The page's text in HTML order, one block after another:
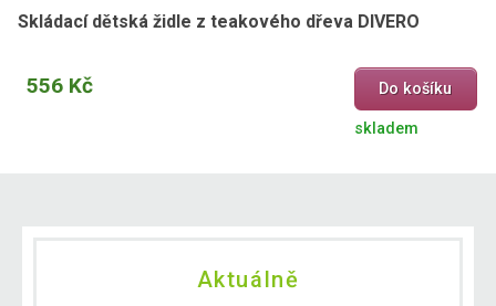
Skládací dětská židle z teakového dřeva DIVERO
556 Kč Do košíku
skladem
Aktuálně